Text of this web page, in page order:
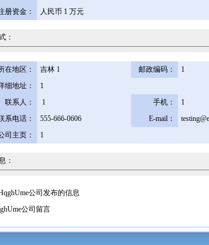
册资金：
人民币 1 万元
：
在地区： 吉林 1 邮政编码：
1
细地址：
1
联系人：
1 手机：
1
系电话：
555-666-0606 E-mail：
司主页：
1
：
公司发布的信息
公司留言